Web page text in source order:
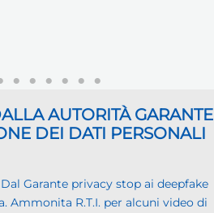
AUTORITÀ GARANTE
DEI DATI PERSONALI
Dal Garante privacy stop ai deepfake
Ammonita R.T.I. per alcuni video di